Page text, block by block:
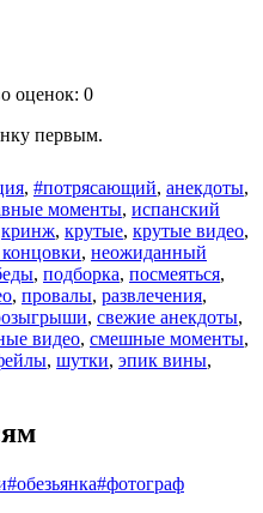
оценок: 0
первым.
, #потрясающий, анекдоты,
моменты, испанский
кринж, крутые, крутые видео,
, неожиданный
, подборка, посмеяться,
, провалы, развлечения,
, свежие анекдоты,
видео, смешные моменты,
, шутки, эпик вины,